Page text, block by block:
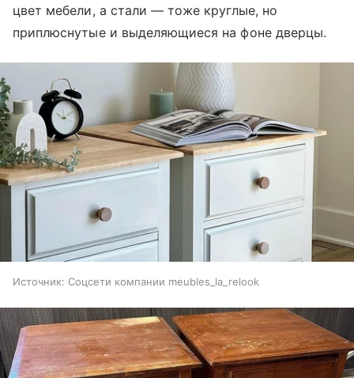
цвет мебели, а стали — тоже круглые, но
приплюснутые и выделяющиеся на фоне дверцы.
Источник: Соцсети компании meubles_la_relook